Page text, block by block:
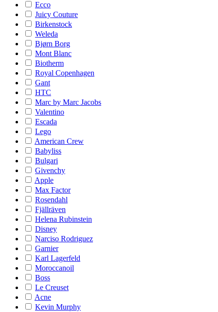
Ecco
Juicy Couture
Birkenstock
Weleda
Bjørn Borg
Mont Blanc
Biotherm
Royal Copenhagen
Gant
HTC
Marc by Marc Jacobs
Valentino
Escada
Lego
American Crew
Babyliss
Bulgari
Givenchy
Apple
Max Factor
Rosendahl
Fjällräven
Helena Rubinstein
Disney
Narciso Rodriguez
Garnier
Karl Lagerfeld
Moroccanoil
Boss
Le Creuset
Acne
Kevin Murphy